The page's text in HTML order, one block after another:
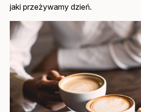
jaki przeżywamy dzień.